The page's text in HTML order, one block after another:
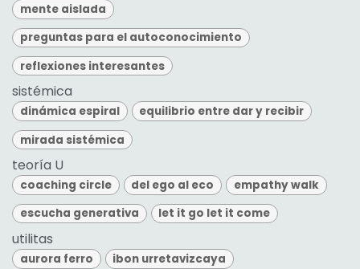
mente aislada
preguntas para el autoconocimiento
reflexiones interesantes
sistémica
dinámica espiral
equilibrio entre dar y recibir
mirada sistémica
teoría U
coaching circle del ego al eco
empathy walk
escucha generativa
let it go let it come
utilitas
aurora ferro ibon urretavizcaya